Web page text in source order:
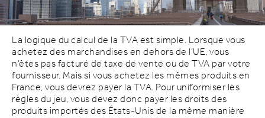
La logique du calcul de la TVA est simple. Lorsque vous
achetez des marchandises en dehors de l’UE, vous
n’êtes pas facturé de taxe de vente ou de TVA par votre
fournisseur. Mais si vous achetez les mêmes produits en
France, vous devrez payer la TVA. Pour uniformiser les
règles du jeu, vous devez donc payer les droits des
produits importés des États-Unis de la même manière